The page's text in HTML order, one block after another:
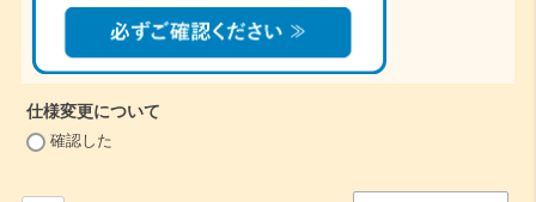
仕様変更について
確認した